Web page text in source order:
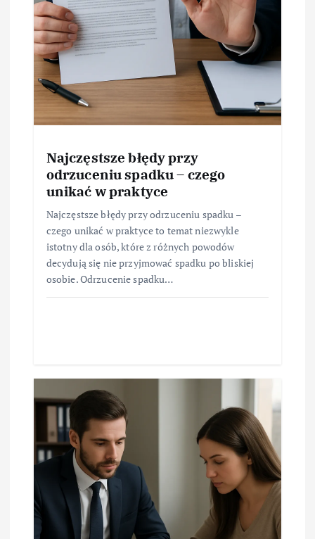
Najczęstsze błędy przy
odrzuceniu spadku – czego
unikać w praktyce
Najczęstsze błędy przy odrzuceniu spadku –
czego unikać w praktyce to temat niezwykle
istotny dla osób, które z różnych powodów
decydują się nie przyjmować spadku po bliskiej
osobie. Odrzucenie spadku…